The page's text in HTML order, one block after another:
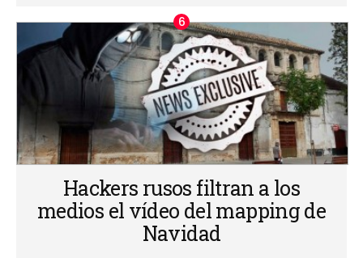
Hackers rusos filtran a los
medios el vídeo del mapping de
Navidad